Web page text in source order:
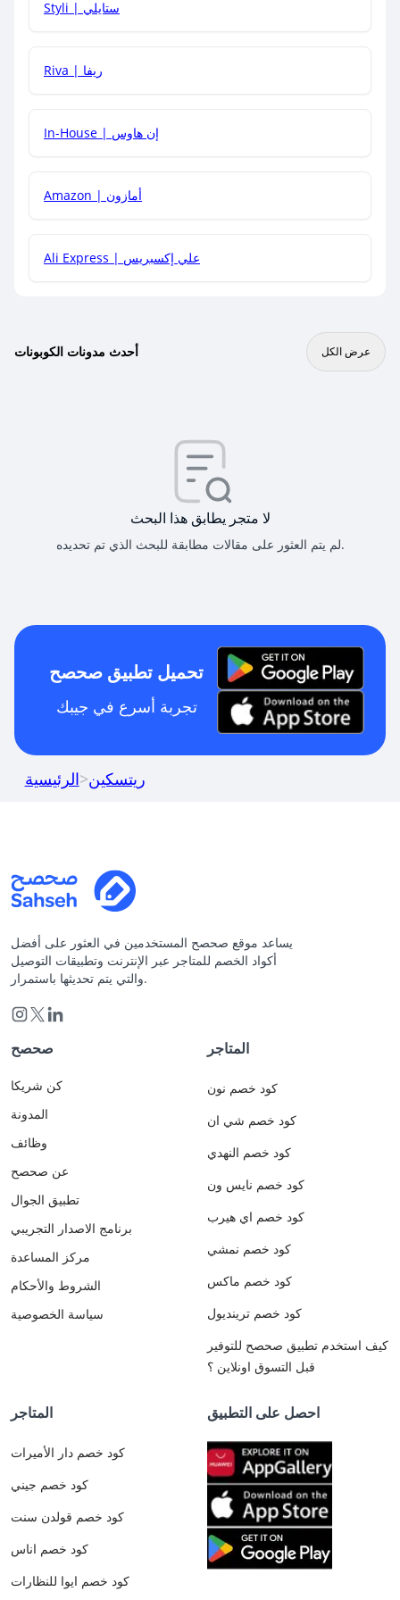
هل يمكنني جمع كود خصم مع العروض الأخرى؟
Styli | ستايلي
Riva | ريفا
In-House | إن هاوس
Amazon | أمازون
Ali Express | علي إكسبريس
أحدث مدونات الكوبونات عرض الكل
لا متجر يطابق هذا البحث
لم يتم العثور على مقالات مطابقة للبحث الذي تم تحديده.
تحميل تطبيق صحصح
تجربة أسرع في جيبك
الرئيسية>ريتسكين
يساعد موقع صحصح المستخدمين في العثور على أفضل
أكواد الخصم للمتاجر عبر الإنترنت وتطبيقات التوصيل
والتي يتم تحديثها باستمرار.
صحصح
كن شريكا
المدونة
وظائف
عن صحصح
تطبيق الجوال
برنامج الاصدار التجريبي
مركز المساعدة
الشروط والأحكام
سياسة الخصوصية
المتاجر
كود خصم نون
كود خصم شي ان
كود خصم النهدي
كود خصم نايس ون
كود خصم اي هيرب
كود خصم نمشي
كود خصم ماكس
كود خصم ترينديول
كيف استخدم تطبيق صحصح للتوفير
قبل التسوق اونلاين ؟
المتاجر
كود خصم دار الأميرات
كود خصم جيني
كود خصم قولدن سنت
كود خصم اناس
كود خصم ايوا للنظارات
احصل على التطبيق